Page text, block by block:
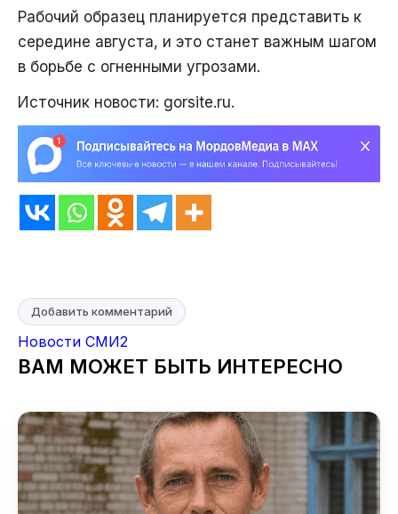
Рабочий образец планируется представить к
середине августа, и это станет важным шагом
в борьбе с огненными угрозами.
Источник новости: gorsite.ru.
Добавить комментарий
Новости СМИ2
ВАМ МОЖЕТ БЫТЬ ИНТЕРЕСНО